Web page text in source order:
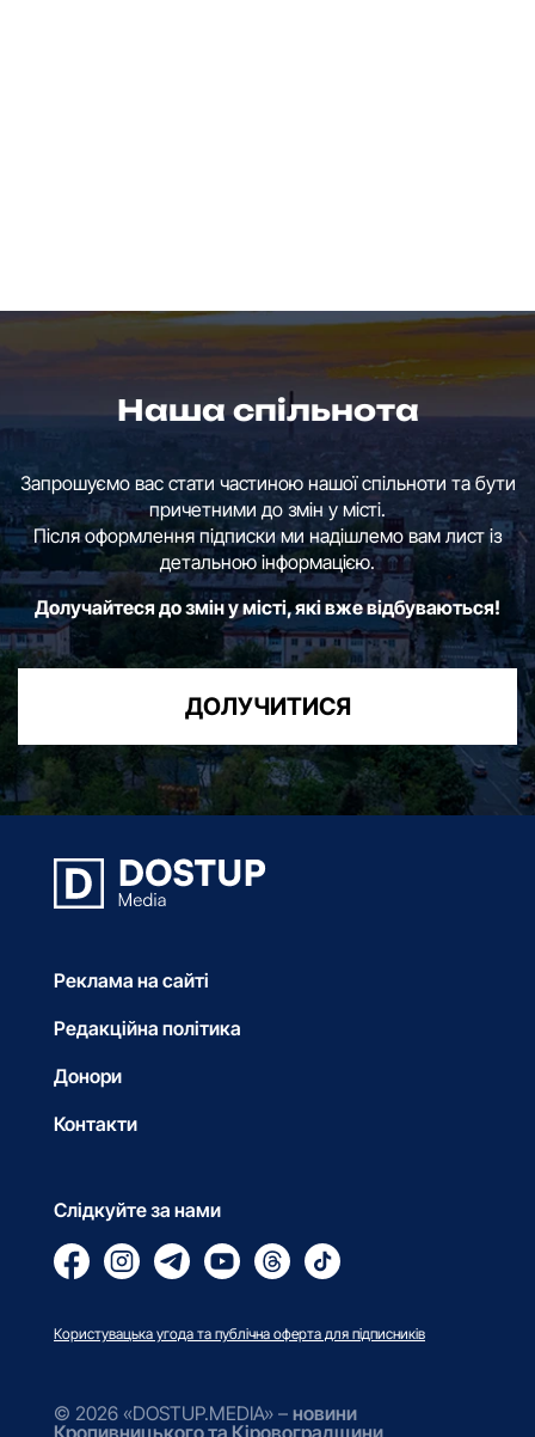
Наша спільнота
Запрошуємо вас стати частиною нашої спільноти та бути
причетними до змін у місті.
Після оформлення підписки ми надішлемо вам лист із
детальною інформацією.
Долучайтеся до змін у місті, які вже відбуваються!
ДОЛУЧИТИСЯ
Реклама на сайті
Редакційна політика
Донори
Контакти
Слідкуйте за нами
Користувацька угода та публічна оферта для підписників
© 2026 «DOSTUP.MEDIA» – новини
Кропивницького та Кіровоградщини